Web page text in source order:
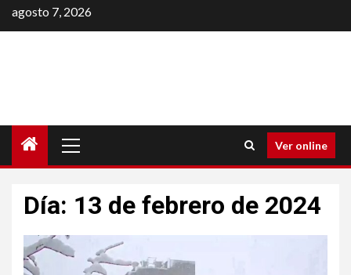
Saltar
al
agosto 7, 2026
principal
Ver online
Día: 13 de febrero de 2024